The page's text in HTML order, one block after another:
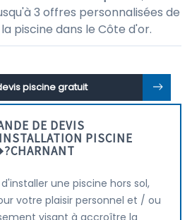
3 offres personnalisées de
piscine dans le Côte d'or.
piscine gratuit
DE DEVIS
PISCINE
une piscine hors sol,
votre plaisir personnel et / ou
visant à accroître la